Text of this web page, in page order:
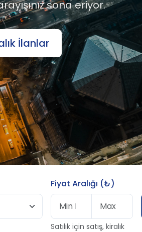
sona eriyor.
İlanlar
Fiyat Aralığı (₺)
Satılık için satış, kiralık